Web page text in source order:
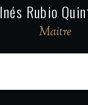
Inés Rubio
Maitre